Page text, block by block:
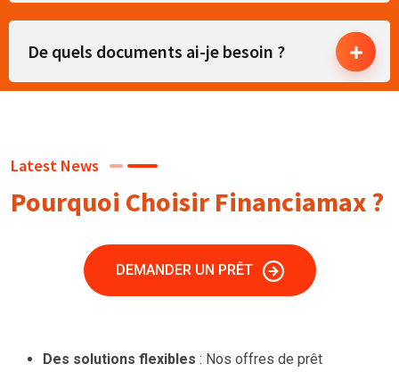
De quels documents ai-je besoin ?
Latest News
Pourquoi Choisir Financiamax ?
DEMANDER UN PRÊT
Des solutions flexibles : Nos offres de prêt